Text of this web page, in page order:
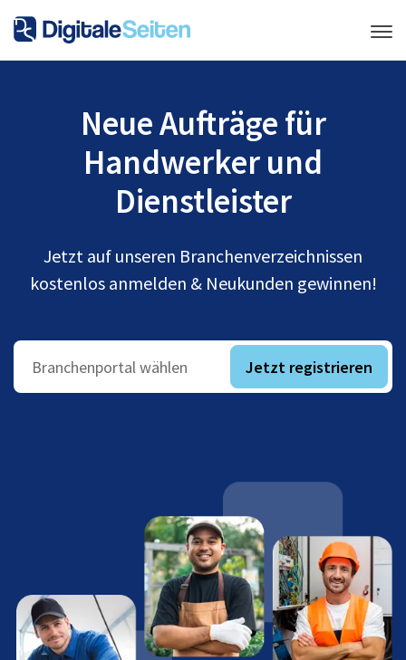
Neue Aufträge für
Handwerker und
Dienstleister
Jetzt auf unseren Branchenverzeichnissen
kostenlos anmelden & Neukunden gewinnen!
Branchenportal wählen Jetzt registrieren